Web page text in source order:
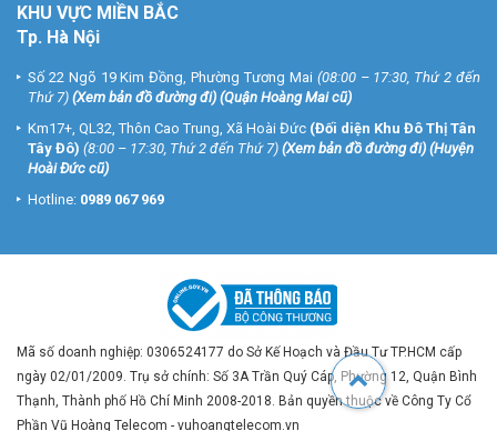
KHU VỰC MIỀN BẮC
Tp. Hà Nội
Số 22 Ngõ 19 Kim Đồng, Phường Tương Mai (08:00 – 17:30, Thứ 2 đến
Thứ 7) (Xem bản đồ đường đi) (Quận Hoàng Mai cũ)
Km17+, QL32, Thôn Cao Trung, Xã Hoài Đức (Đối diện Khu Đô Thị Tân
Tây Đô) (8:00 – 17:30, Thứ 2 đến Thứ 7) (Xem bản đồ đường đi) (Huyện
Hoài Đức cũ)
Hotline: 0989 067 969
Mã số doanh nghiệp: 0306524177 do Sở Kế Hoạch và Đầu Tư TP.HCM cấp
ngày 02/01/2009. Trụ sở chính: Số 3A Trần Quý Cáp, Phường 12, Quận Bình
Thạnh, Thành phố Hồ Chí Minh 2008-2018. Bản quyền thuộc về Công Ty Cổ
Phần Vũ Hoàng Telecom - vuhoangtelecom.vn